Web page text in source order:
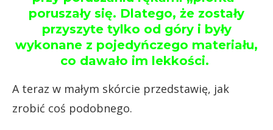
poruszały się. Dlatego, że zostały
przyszyte tylko od góry i były
wykonane z pojedyńczego materiału,
co dawało im lekkości.
A teraz w małym skórcie przedstawię, jak
zrobić coś podobnego.